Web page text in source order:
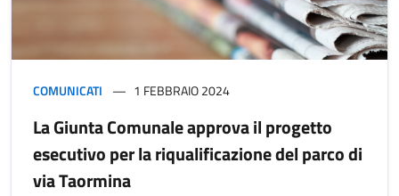
COMUNICATI 1 FEBBRAIO 2024
La Giunta Comunale approva il progetto
esecutivo per la riqualificazione del parco di
via Taormina